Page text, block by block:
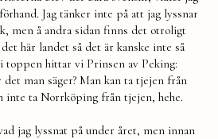
Jag tänker inte på att jag lyssnar
men å andra sidan finns det otroligt
här landet så det är kanske inte så
toppen hittar vi Prinsen av Peking:
man säger? Man kan ta tjejen från
inte ta Norrköping från tjejen, hehe.
jag lyssnat på under året, men innan